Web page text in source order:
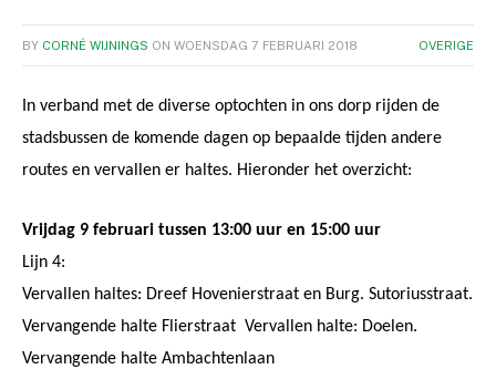
BY CORNÉ WIJNINGS ON WOENSDAG 7 FEBRUARI 2018 OVERIGE
In verband met de diverse optochten in ons dorp rijden de
stadsbussen de komende dagen op bepaalde tijden andere
routes en vervallen er haltes. Hieronder het overzicht:
Vrijdag 9 februari tussen 13:00 uur en 15:00 uur
Lijn 4:
Vervallen haltes: Dreef Hovenierstraat en Burg. Sutoriusstraat.
Vervangende halte Flierstraat Vervallen halte: Doelen.
Vervangende halte Ambachtenlaan